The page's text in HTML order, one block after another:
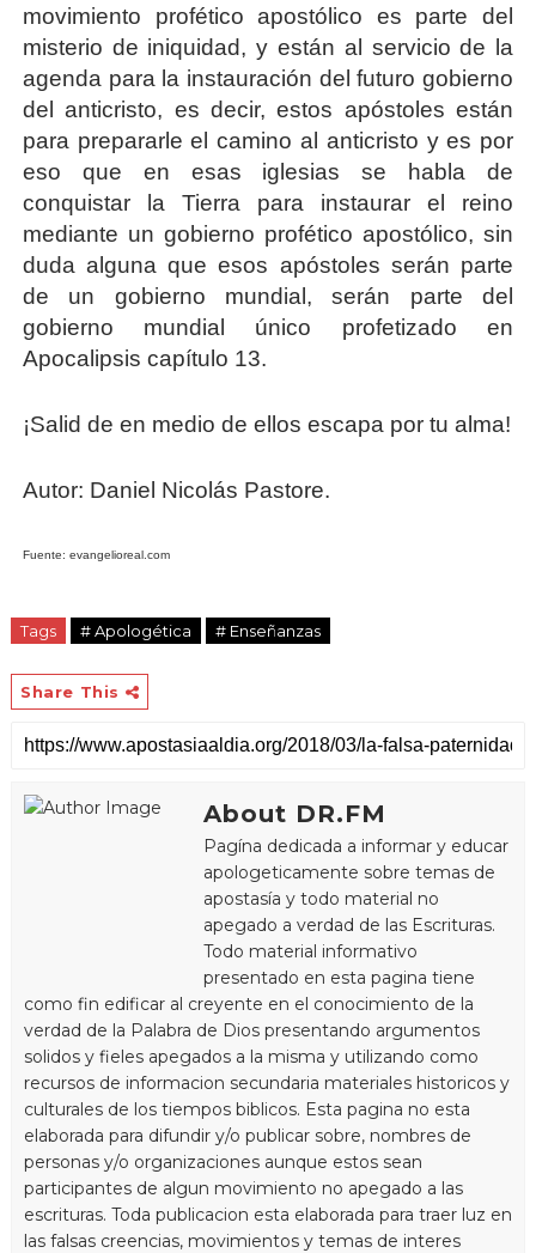
movimiento profético apostólico es parte del
misterio de iniquidad, y están al servicio de la
agenda para la instauración del futuro gobierno
del anticristo, es decir, estos apóstoles están
para prepararle el camino al anticristo y es por
eso que en esas iglesias se habla de
conquistar la Tierra para instaurar el reino
mediante un gobierno profético apostólico, sin
duda alguna que esos apóstoles serán parte
de un gobierno mundial, serán parte del
gobierno mundial único profetizado en
Apocalipsis capítulo 13.
¡Salid de en medio de ellos escapa por tu alma!
Autor: Daniel Nicolás Pastore.
Fuente: evangelioreal.com
Tags # Apologética # Enseñanzas
Share This
About DR.FM
Pagína dedicada a informar y educar
apologeticamente sobre temas de
apostasía y todo material no
apegado a verdad de las Escrituras.
Todo material informativo
presentado en esta pagina tiene
como fin edificar al creyente en el conocimiento de la
verdad de la Palabra de Dios presentando argumentos
solidos y fieles apegados a la misma y utilizando como
recursos de informacion secundaria materiales historicos y
culturales de los tiempos biblicos. Esta pagina no esta
elaborada para difundir y/o publicar sobre, nombres de
personas y/o organizaciones aunque estos sean
participantes de algun movimiento no apegado a las
escrituras. Toda publicacion esta elaborada para traer luz en
las falsas creencias, movimientos y temas de interes